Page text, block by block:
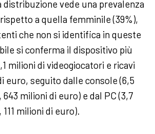
distribuzione vede una prevalenza
a quella femminile (39%),
che non si identifica in queste
si conferma il dispositivo più
milioni di videogiocatori e ricavi
euro, seguito dalle console (6,5
milioni di euro) e dal PC (3,7
milioni di euro).